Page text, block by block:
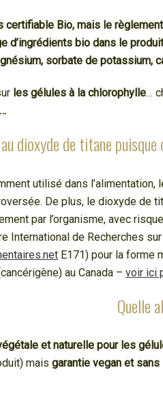
certifiable Bio, mais le
d’ingrédients bio dans le
sorbate de potassium,
les gélules à la chlorophylle…
dioxyde de titane
utilisé dans
De plus, le dioxyde de
par l’organisme, avec
International de Recherches
E171) pour la forme
au Canada – voir ici
Quelle
et naturelle pour les
mais garantie vegan et